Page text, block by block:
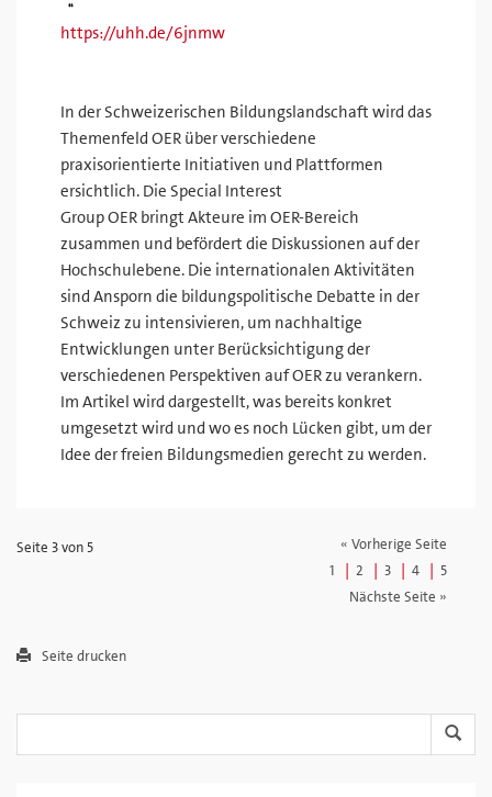
https://uhh.de/6jnmw
In der Schweizerischen Bildungslandschaft wird das
Themenfeld OER über verschiedene
praxisorientierte Initiativen und Plattformen
ersichtlich. Die Special Interest
Group OER bringt Akteure im OER-Bereich
zusammen und befördert die Diskussionen auf der
Hochschulebene. Die internationalen Aktivitäten
sind Ansporn die bildungspolitische Debatte in der
Schweiz zu intensivieren, um nachhaltige
Entwicklungen unter Berücksichtigung der
verschiedenen Perspektiven auf OER zu verankern.
Im Artikel wird dargestellt, was bereits konkret
umgesetzt wird und wo es noch Lücken gibt, um der
Idee der freien Bildungsmedien gerecht zu werden.
Seite 3 von 5
« Vorherige Seite
1
| 2 | 3 | 4 | 5
Nächste Seite »
Seite drucken